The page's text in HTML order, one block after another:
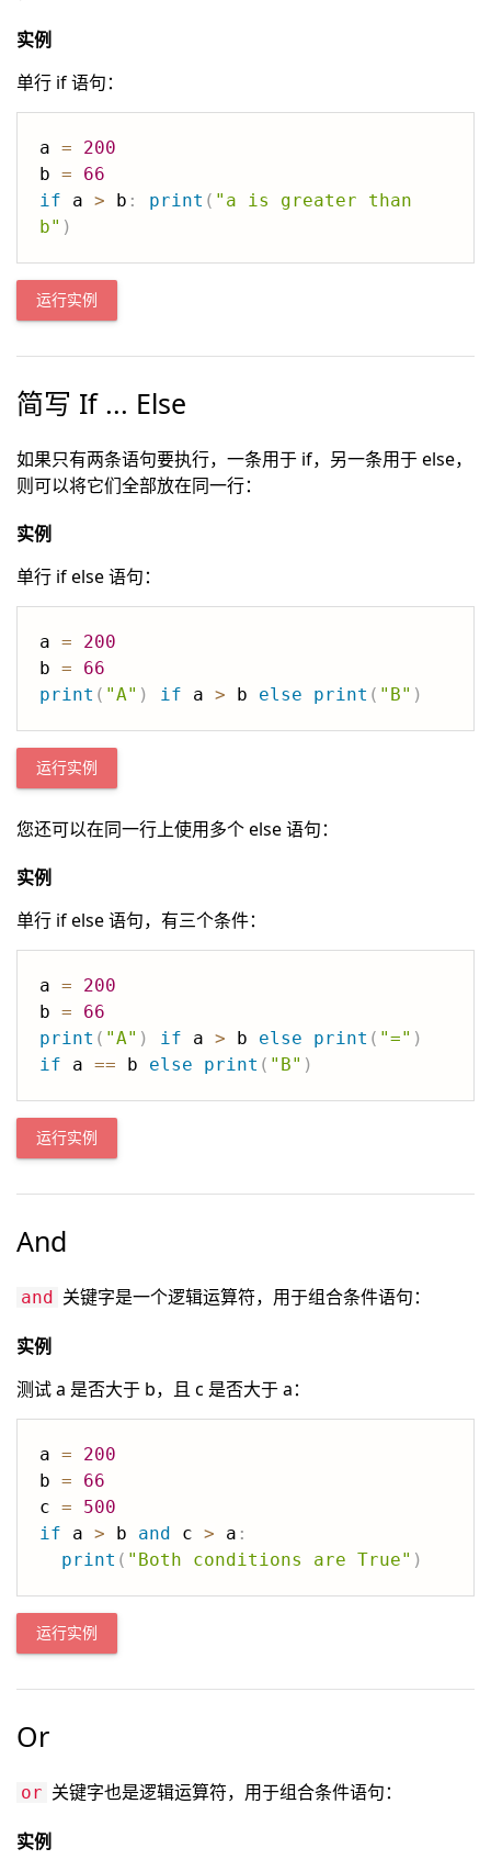
实例
单行 if 语句：
a =
200
b =
66
if a > b : print ( "a is greater than
b" )
运行实例
简写 If ... Else
如果只有两条语句要执行，一条用于 if，另一条用于 else，
则可以将它们全部放在同一行：
实例
单行 if else 语句：
a =
200
b =
66
print ( "A" ) if a > b else print ( "B" )
运行实例
您还可以在同一行上使用多个 else 语句：
实例
单行 if else 语句，有三个条件：
a =
200
b =
66
print ( "A" ) if a > b else print ( "=" )
if a == b else print ( "B" )
运行实例
And
and 关键字是一个逻辑运算符，用于组合条件语句：
实例
测试 a 是否大于 b，且 c 是否大于 a：
a =
200
b =
66
c =
500
if a > b and c > a :
print ( "Both conditions are True" )
运行实例
Or
or 关键字也是逻辑运算符，用于组合条件语句：
实例